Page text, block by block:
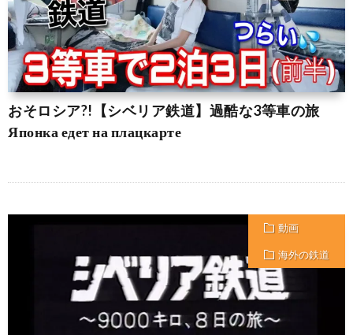
おそロシア?!【シベリア鉄道】過酷な3等車の旅
Японка едет на плацкарте
動画
海外の鉄道